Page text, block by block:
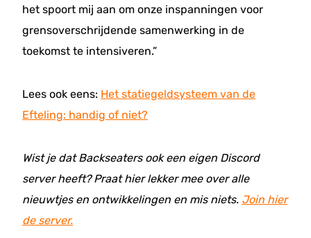
het spoort mij aan om onze inspanningen voor
grensoverschrijdende samenwerking in de
toekomst te intensiveren.”
Lees ook eens: Het statiegeldsysteem van de
Efteling: handig of niet?
Wist je dat Backseaters ook een eigen Discord
server heeft? Praat hier lekker mee over alle
nieuwtjes en ontwikkelingen en mis niets. Join hier
de server.